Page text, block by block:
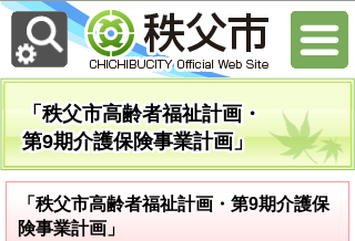
「秩父市高齢者福祉計画・
第9期介護保険事業計画」
「秩父市高齢者福祉計画・第9期介護保
険事業計画」